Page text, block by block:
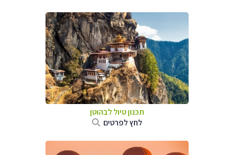
תכנון טיול לבהוטן
לחץ לפרטים